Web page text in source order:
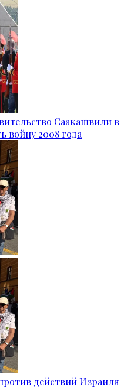
Саакашвили в
войну 2008 года
действий Израиля